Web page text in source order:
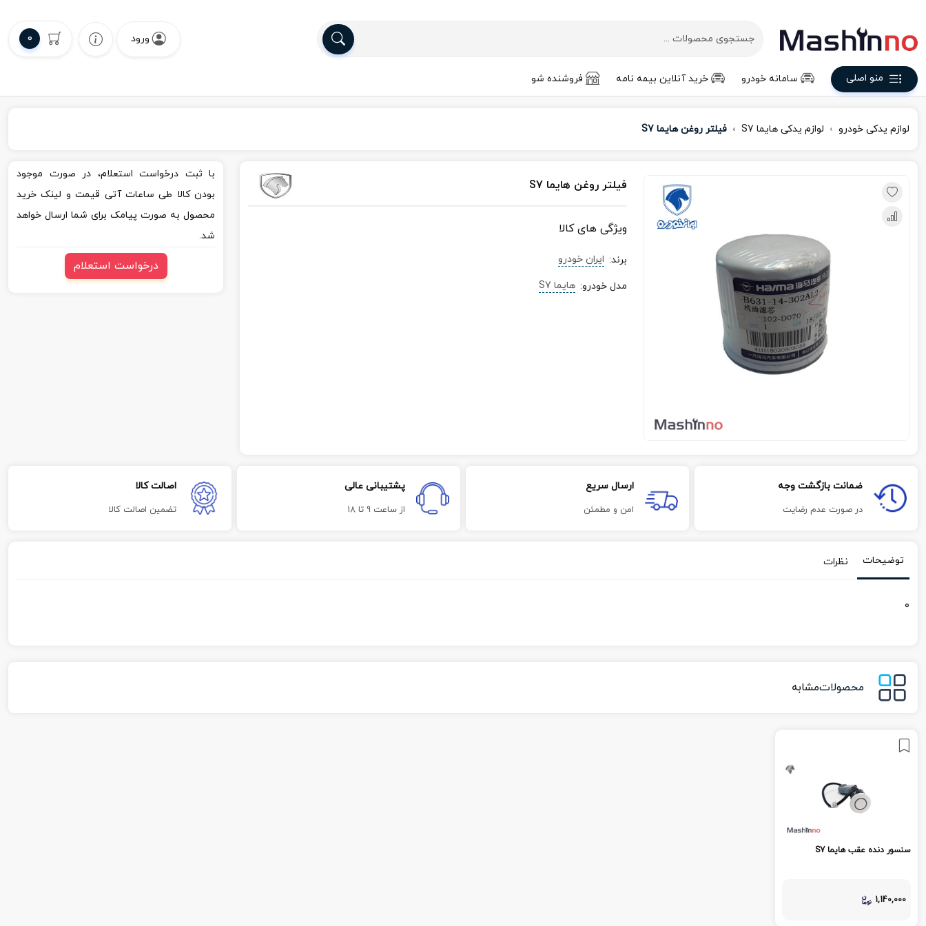
ورود 0
منو اصلی سامانه خودرو خرید آنلاین بیمه نامه فروشنده شو
لوازم یدکی خودرو لوازم یدکی هایما S7 فیلتر روغن هایما S7
فیلتر روغن هایما S7
ویژگی های کالا
برند: ایران خودرو
مدل خودرو: هایما S7
با ثبت درخواست استعلام، در صورت موجود
بودن کالا طی ساعات آتی قیمت و لینک خرید
محصول به صورت پیامک برای شما ارسال خواهد
شد.
درخواست استعلام
ضمانت بازگشت وجه
در صورت عدم رضایت
ارسال سریع
امن و مطمئن
پشتیبانی عالی
از ساعت 9 تا 18
اصالت کالا
تضمین اصالت کالا
توضیحات نظرات
0
محصولاتمشابه
سنسور دنده عقب هایما S7
1,140,000